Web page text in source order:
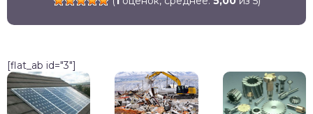
[flat_ab id="3"]